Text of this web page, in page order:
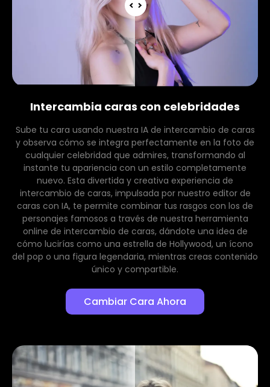
Intercambia caras con celebridades
Sube tu cara usando nuestra IA de intercambio de caras
y observa cómo se integra perfectamente en la foto de
cualquier celebridad que admires, transformando al
instante tu apariencia con un estilo completamente
nuevo. Esta divertida y creativa experiencia de
intercambio de caras, impulsada por nuestro editor de
caras con IA, te permite combinar tus rasgos con los de
personajes famosos a través de nuestra herramienta
online de intercambio de caras, dándote una idea de
cómo lucirías como una estrella de Hollywood, un ícono
del pop o una figura legendaria, mientras creas contenido
único y compartible.
Cambiar Cara Ahora